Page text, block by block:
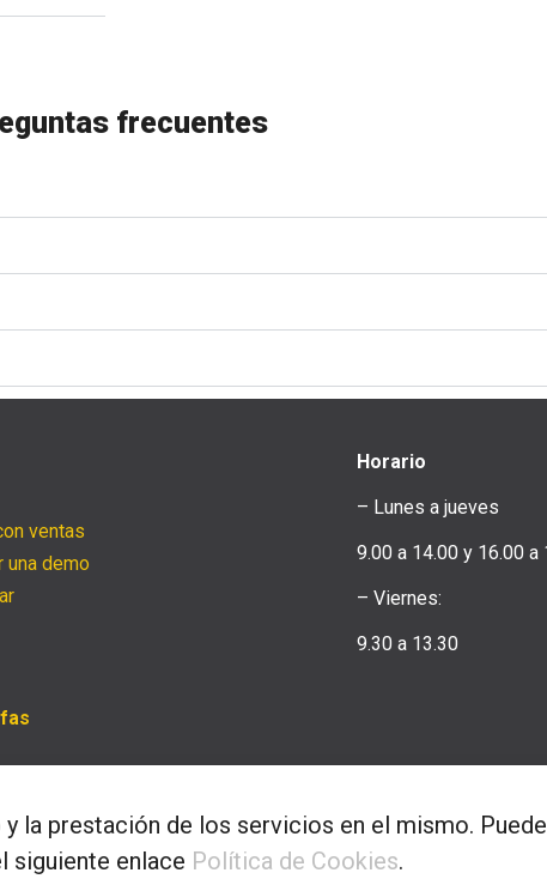
la prestación de los servicios en el mismo. Puede
siguiente enlace Política de Cookies.
frecuentes
ventas
una demo
Horario
– Lunes a jueves
9.00 a 14.00 y 16.00 a
– Viernes:
9.30 a 13.30